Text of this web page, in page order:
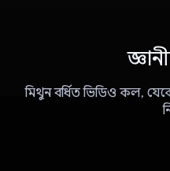
মিথুন বর্ধিত ভিডিও কল,